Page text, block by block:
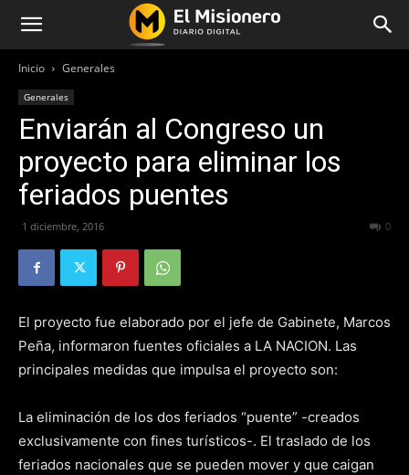
Inicio Generales
Generales
Enviarán al Congreso un
proyecto para eliminar los
feriados puentes
1 diciembre, 2016 0
El proyecto fue elaborado por el jefe de Gabinete, Marcos
Peña, informaron fuentes oficiales a LA NACION. Las
principales medidas que impulsa el proyecto son:
La eliminación de los dos feriados “puente” -creados
exclusivamente con fines turísticos-. El traslado de los
feriados nacionales que se pueden mover y que caigan